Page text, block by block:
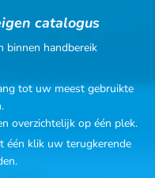
catalogus
handbereik
tot uw meest gebruikte
overzichtelijk op één plek.
één klik uw terugkerende